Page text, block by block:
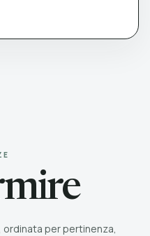
per pertinenza,